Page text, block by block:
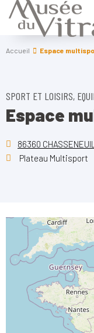
Accueil Espace
SPORT ET LOISIRS,
Espace
86360
Plateau Multisport